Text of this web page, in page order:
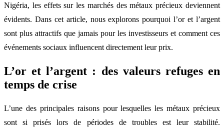
Nigéria, les effets sur les marchés des métaux précieux deviennent
évidents. Dans cet article, nous explorons pourquoi l’or et l’argent
sont plus attractifs que jamais pour les investisseurs et comment ces
événements sociaux influencent directement leur prix.
L’or et l’argent : des valeurs refuges en
temps de crise
L’une des principales raisons pour lesquelles les métaux précieux
sont si prisés lors de périodes de troubles est leur stabilité.